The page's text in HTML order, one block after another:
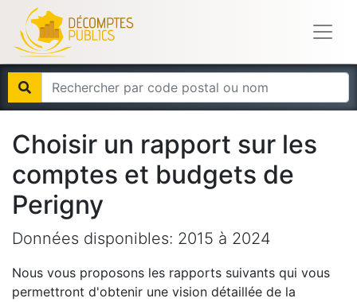
Choisir un rapport sur les
comptes et budgets de
Perigny
Données disponibles: 2015 à 2024
Nous vous proposons les rapports suivants qui vous
permettront d'obtenir une vision détaillée de la